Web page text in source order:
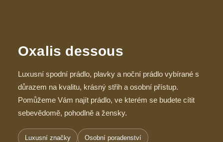
Oxalis dessous
Luxusní spodní prádlo, plavky a noční prádlo vybírané s
důrazem na kvalitu, krásný střih a osobní přístup.
Pomůžeme Vám najít prádlo, ve kterém se budete cítit
sebevědomě, pohodlně a žensky.
Luxusní značky Osobní poradenství